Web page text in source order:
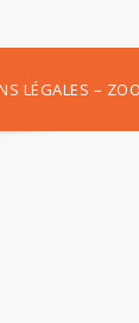
LÉGALES –